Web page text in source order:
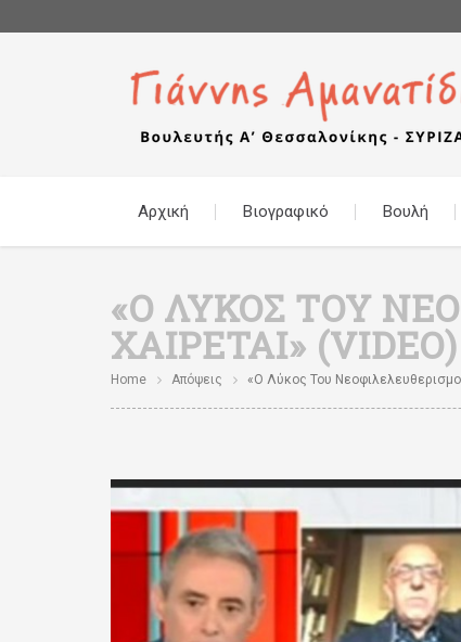
Αρχική Βιογραφικό Βουλή
«Ο ΛΎΚΟΣ ΤΟΥ
ΧΑΊΡΕΤΑΙ» (VIDEO)
Home Απόψεις «Ο Λύκος Του